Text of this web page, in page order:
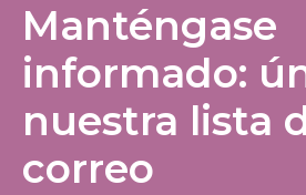
Manténgase
informado:
nuestra lista
correo